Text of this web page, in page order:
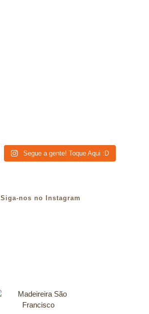
Segue a gente! Toque Aqui :D
Siga-nos no Instagram